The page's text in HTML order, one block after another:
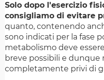
Solo dopo l'esercizio
consigliamo di evitare
quanto, contenendo
sono indicati per la fase
metabolismo deve
breve possibili e dunque
completamente privi di